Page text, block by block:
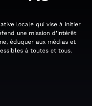
locale qui vise à initier
une mission d'intérêt
éduquer aux médias et
à toutes et tous.